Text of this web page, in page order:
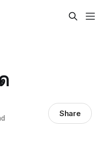
Share